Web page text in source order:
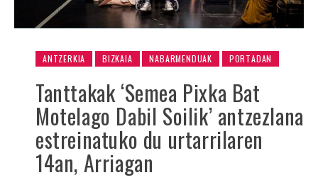
ANTZERKIA BIZKAIA NABARMENDUAK PORTADAN
Tanttakak ‘Semea Pixka Bat
Motelago Dabil Soilik’ antzezlana
estreinatuko du urtarrilaren
14an, Arriagan